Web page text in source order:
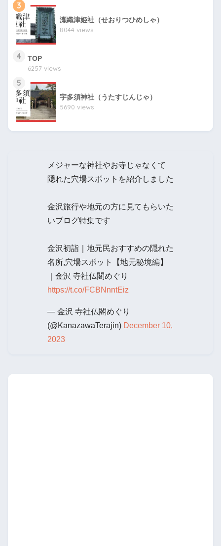
3
瀬織津姫社（せおりつひめしゃ）
8044 views
4
TOP
6257 views
5
宇多須神社（うたすじんじゃ）
5690 views
メジャーな神社やお寺じゃなくて
隠れた穴場スポットを紹介しました
金沢旅行や地元の方に見てもらいた
いブログ特集です
金沢初詣｜地元民おすすめの隠れた
名所,穴場スポット【地元秘境編】
｜金沢 寺社仏閣めぐり
https://t.co/FCBNnntEiz
— 金沢 寺社仏閣めぐり
(@KanazawaTerajin) December 10,
2023